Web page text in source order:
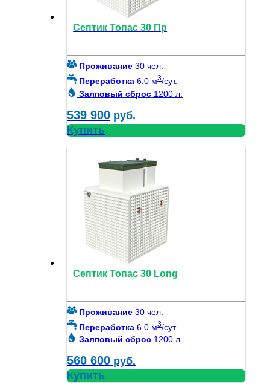
Септик Топас 30 Пр
Проживание 30 чел.
Переработка 6.0 м3/сут.
Залповый сброс 1200 л.
539 900 руб.
Купить
Септик Топас 30 Long
Проживание 30 чел.
Переработка 6.0 м3/сут.
Залповый сброс 1200 л.
560 600 руб.
Купить